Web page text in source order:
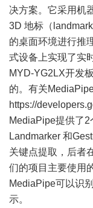
决方案。它采用机
3D 地标（
的桌面环境进行推
式设备上实现了实
MYD-YG2LX开发
的。有关
https://
MediaPipe提供了
Landmarker 和
关键点提取，后者
们的项目主要使用
MediaPipe可以识
示。